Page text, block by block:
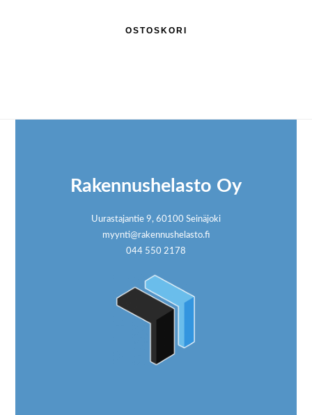
OSTOSKORI
Rakennushelasto Oy
Uurastajantie 9, 60100 Seinäjoki
myynti@rakennushelasto.fi
044 550 2178